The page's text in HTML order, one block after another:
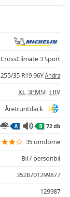
CrossClimate 3 Sport
255/35 R19 96Y Ändra
XL 3PMSF FRV
Åretruntdäck
A B 72 db
35 omdöme
Bil / personbil
3528701299877
129987